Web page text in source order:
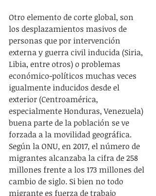
Otro elemento de corte global, son
los desplazamientos masivos de
personas que por intervención
externa y guerra civil inducida (Siria,
Libia, entre otros) o problemas
económico-políticos muchas veces
igualmente inducidos desde el
exterior (Centroamérica,
especialmente Honduras, Venezuela)
buena parte de la población se ve
forzada a la movilidad geográfica.
Según la ONU, en 2017, el número de
migrantes alcanzaba la cifra de 258
millones frente a los 173 millones del
cambio de siglo. Si bien no todo
migrante es fuerza de trabajo